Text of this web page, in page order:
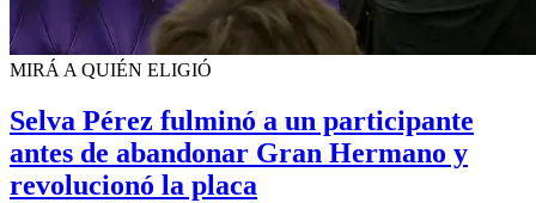
MIRÁ A QUIÉN ELIGIÓ
Selva Pérez fulminó a un participante
antes de abandonar Gran Hermano y
revolucionó la placa